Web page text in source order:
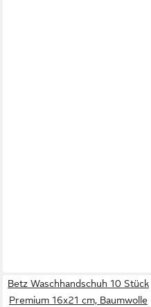
Betz Waschhandschuh 10 Stück
Premium 16x21 cm, Baumwolle